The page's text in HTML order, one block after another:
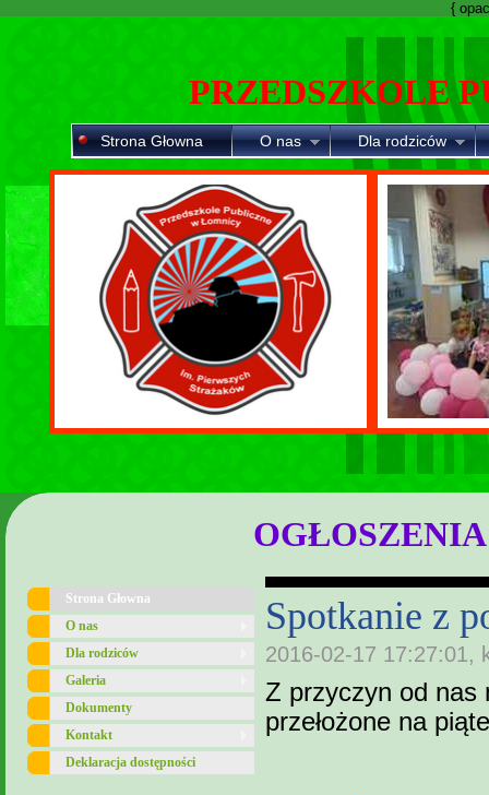
{
PRZEDSZKOLE
Strona Głowna O nas Dla rodziców
Strona Głowna
O nas
Dla rodziców
Galeria
Dokumenty
Kontakt
Deklaracja dostępności
Spotkanie z
2016-02-17 17:27:01,
Z przyczyn od nas
przełożone na